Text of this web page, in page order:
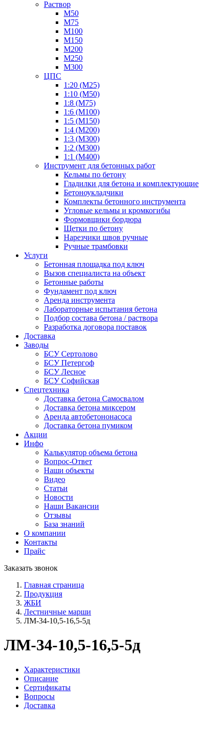
Раствор
М50
М75
М100
М150
М200
М250
М300
ЦПС
1:20 (М25)
1:10 (М50)
1:8 (М75)
1:6 (М100)
1:5 (М150)
1:4 (М200)
1:3 (М300)
1:2 (М300)
1:1 (М400)
Инструмент для бетонных работ
Кельмы по бетону
Гладилки для бетона и комплектующие
Бетоноукладчики
Комплекты бетонного инструмента
Угловые кельмы и кромкогибы
Формовщики бордюра
Щетки по бетону
Нарезчики швов ручные
Ручные трамбовки
Услуги
Бетонная площадка под ключ
Вызов специалиста на объект
Бетонные работы
Фундамент под ключ
Аренда инструмента
Лабораторные испытания бетона
Подбор состава бетона / раствора
Разработка договора поставок
Доставка
Заводы
БСУ Сертолово
БСУ Петергоф
БСУ Лесное
БСУ Софийская
Спецтехника
Доставка бетона Самосвалом
Доставка бетона миксером
Аренда авто­бетононасоса
Доставка бетона пумиком
Акции
Инфо
Калькулятор объема бетона
Вопрос-Ответ
Наши объекты
Видео
Статьи
Новости
Наши Вакансии
Отзывы
База знаний
О компании
Контакты
Прайс
Заказать звонок
Главная страница
Продукция
ЖБИ
Лестничные марши
ЛМ-34-10,5-16,5-5д
ЛМ-34-10,5-16,5-5д
Характеристики
Описание
Сертификаты
Вопросы
Доставка